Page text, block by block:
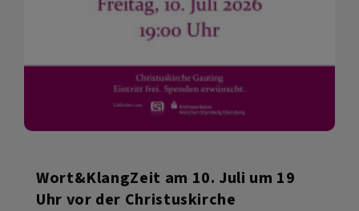
Wort&KlangZeit am 10. Juli um 19
Uhr vor der Christuskirche